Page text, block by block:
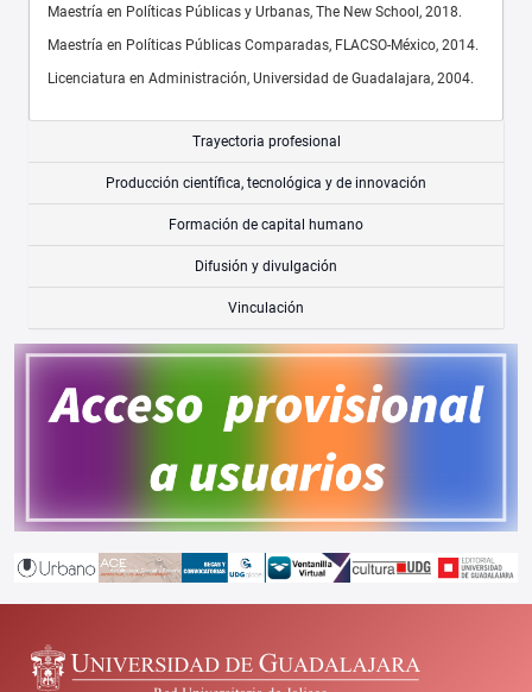
Maestría en Políticas Públicas y Urbanas, The New School, 2018.
Maestría en Políticas Públicas Comparadas, FLACSO-México, 2014.
Licenciatura en Administración, Universidad de Guadalajara, 2004.
Trayectoria profesional
Producción científica, tecnológica y de innovación
Formación de capital humano
Difusión y divulgación
Vinculación